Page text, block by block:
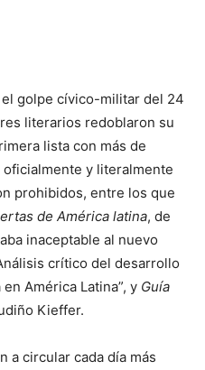
golpe cívico-militar del 24
literarios redoblaron su
lista con más de
y literalmente
prohibidos, entre los que
de América latina, de
inaceptable al nuevo
crítico del desarrollo
América Latina”, y Guía
Kieffer.
a circular cada día más